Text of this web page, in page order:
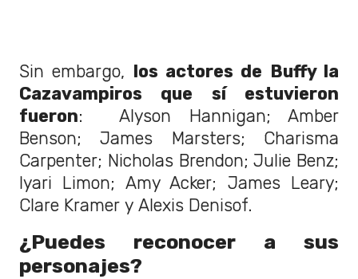
Sin embargo, los actores de Buffy la
Cazavampiros que sí estuvieron
fueron: Alyson Hannigan; Amber
Benson; James Marsters; Charisma
Carpenter; Nicholas Brendon; Julie Benz;
Iyari Limon; Amy Acker; James Leary;
Clare Kramer y Alexis Denisof.
¿Puedes reconocer a sus
personajes?